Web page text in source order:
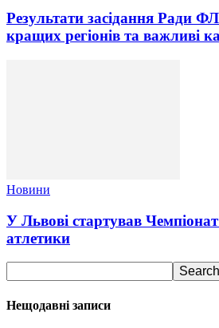
Результати засідання Ради
кращих регіонів та важливі
Новини
У Львові стартував
атлетики
Нещодавні записи